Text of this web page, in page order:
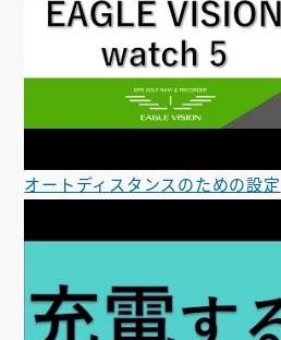
オートディスタンスのための設定